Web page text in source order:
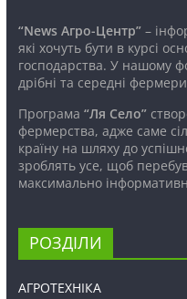
“News Агро-Центр”–
які хочуть бути в курсі
господарства. У нашому
дрібні та середні
Програма “Ля Село”
фермерства, адже саме
країну на шляху до
зроблять усе, щоб
максимально
РОЗДІЛИ
АГРОТЕХНІКА